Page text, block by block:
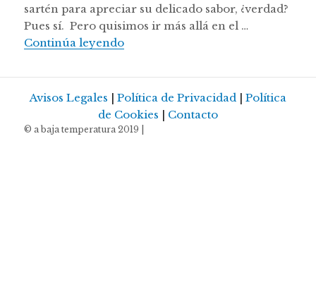
sartén para apreciar su delicado sabor, ¿verdad?
Pues sí. Pero quisimos ir más allá en el …
Continúa leyendoSandwich de Kobe a baja
Avisos Legales | Política de Privacidad | Política
de Cookies | Contacto
© a baja temperatura 2019 |